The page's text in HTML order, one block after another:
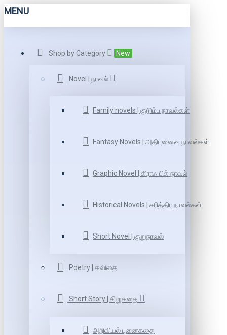
MENU
Shop by Category New
Novel | நாவல்
Family novels | குடும்ப நாவல்கள்
Fantasy Novels | அதிபுனைவு நாவல்கள்
Graphic Novel | கிராஃ பிக் நாவல்
Historical Novels | சரித்திர நாவல்கள்
Short Novel | குறுநாவல்
Poetry | கவிதை
Short Story | சிறுகதை
அறிவியல் புனைகதை